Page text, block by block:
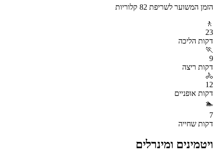
הזמן המשוער לשריפת 82 קלוריות
🚶
23
דקות הליכה
🏃
9
דקות ריצה
🚴
12
דקות אופניים
🏊
7
דקות שחייה
ויטמינים ומינרלים